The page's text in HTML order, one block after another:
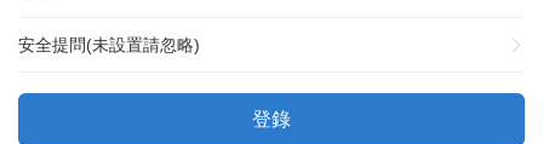
安全提問(未設置請忽略)
登錄